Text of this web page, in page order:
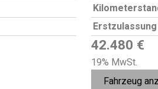
Erstzulassung
42.480 €
19% MwSt.
Fahrzeug